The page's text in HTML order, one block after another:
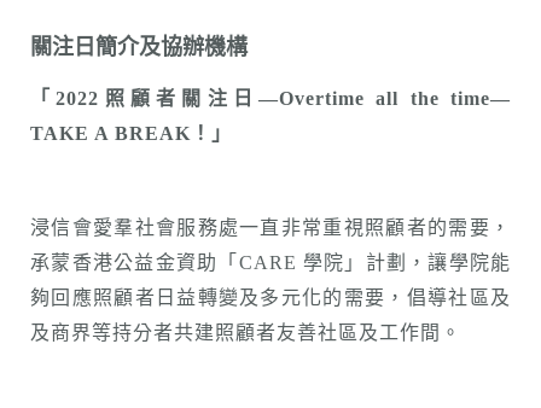
關注日簡介及協辦機構
「2022照顧者關注日—Overtime all the time—
TAKE A BREAK！」
浸信會愛羣社會服務處一直非常重視照顧者的需要，
承蒙香港公益金資助「CARE 學院」計劃，讓學院能
夠回應照顧者日益轉變及多元化的需要，倡導社區及
及商界等持分者共建照顧者友善社區及工作間。